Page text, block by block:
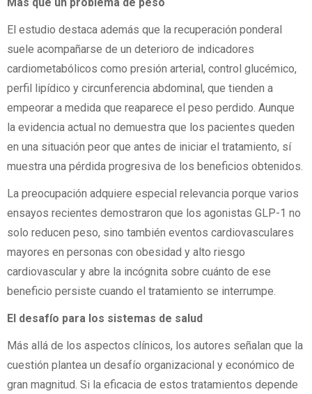
El estudio destaca además que la recuperación ponderal
suele acompañarse de un deterioro de indicadores
cardiometabólicos como presión arterial, control glucémico,
perfil lipídico y circunferencia abdominal, que tienden a
empeorar a medida que reaparece el peso perdido. Aunque
la evidencia actual no demuestra que los pacientes queden
en una situación peor que antes de iniciar el tratamiento, sí
muestra una pérdida progresiva de los beneficios obtenidos.
La preocupación adquiere especial relevancia porque varios
ensayos recientes demostraron que los agonistas GLP-1 no
solo reducen peso, sino también eventos cardiovasculares
mayores en personas con obesidad y alto riesgo
cardiovascular y abre la incógnita sobre cuánto de ese
beneficio persiste cuando el tratamiento se interrumpe.
El desafío para los sistemas de salud
Más allá de los aspectos clínicos, los autores señalan que la
cuestión plantea un desafío organizacional y económico de
gran magnitud. Si la eficacia de estos tratamientos depende